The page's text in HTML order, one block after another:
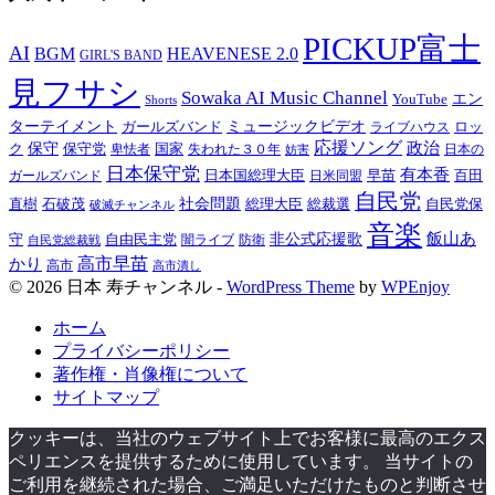
AI BGM GIRL'S BAND HEAVENESE 2.0 PICKUP富士
見フサシ Shorts Sowaka AI Music Channel YouTube エン
ターテイメント ガールズバンド ミュージックビデオ ライブハウス ロッ
ク 保守 保守党 卑怯者 国家 失われた３０年 妨害 応援ソング 政治 日本の
ガールズバンド
日本保守党 日本国総理大臣 日米同盟 早苗 有本香 百田
直樹 石破茂 破滅チャンネル 社会問題 総理大臣 総裁選 自民党 自民党保
守 自民党総裁戦 自由民主党 闇ライブ 防衛 非公式応援歌 音楽 飯山あ
かり 高市 高市早苗 高市潰し
© 2026 日本 寿チャンネル - WordPress Theme by WPEnjoy
ホーム
プライバシーポリシー
著作権・肖像権について
サイトマップ
クッキーは、当社のウェブサイト上でお客様に最高のエクス
ペリエンスを提供するために使用しています。 当サイトの
ご利用を継続された場合、ご満足いただけたものと判断させ